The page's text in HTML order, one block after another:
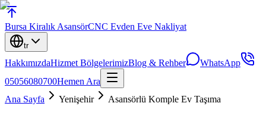
Bursa Kiralık AsansörCNC Evden Eve Nakliyat
tr
HakkımızdaHizmet BölgelerimizBlog & Rehber
WhatsApp
05056080700Hemen Ara
Ana Sayfa
Yenişehir Asansörlü Komple Ev Taşıma